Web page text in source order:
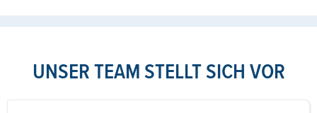
UNSER TEAM STELLT SICH VOR